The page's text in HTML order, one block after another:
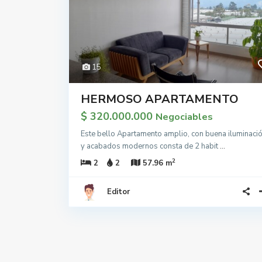
15
HERMOSO APARTAMENTO
$ 320.000.000 Negociables
Este bello Apartamento amplio, con buena
y acabados modernos consta de 2 habit...
2
2 57.96 m2
Editor